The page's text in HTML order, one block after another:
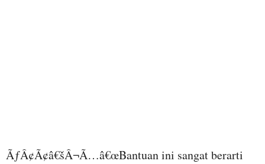
ÃƒÂ¢Ã¢â€šÂ¬Ã…â€œBantuan ini sangat berarti